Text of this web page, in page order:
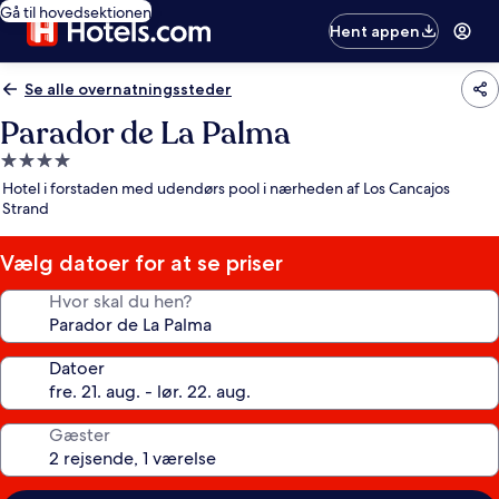
Gå til hovedsektionen
Hent appen
Se alle overnatningssteder
Parador de La Palma
4.0-
stjernet
overnatningssted
Hotel i forstaden med udendørs pool i nærheden af Los Cancajos
Strand
Vælg datoer for at se priser
Hvor skal du hen?
Datoer
Gæster